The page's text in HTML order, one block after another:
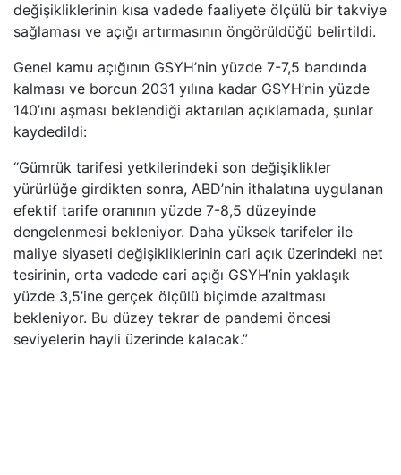
değişikliklerinin kısa vadede faaliyete ölçülü bir takviye
sağlaması ve açığı artırmasının öngörüldüğü belirtildi.
Genel kamu açığının GSYH’nin yüzde 7-7,5 bandında
kalması ve borcun 2031 yılına kadar GSYH’nin yüzde
140’ını aşması beklendiği aktarılan açıklamada, şunlar
kaydedildi:
“Gümrük tarifesi yetkilerindeki son değişiklikler
yürürlüğe girdikten sonra, ABD’nin ithalatına uygulanan
efektif tarife oranının yüzde 7-8,5 düzeyinde
dengelenmesi bekleniyor. Daha yüksek tarifeler ile
maliye siyaseti değişikliklerinin cari açık üzerindeki net
tesirinin, orta vadede cari açığı GSYH’nin yaklaşık
yüzde 3,5’ine gerçek ölçülü biçimde azaltması
bekleniyor. Bu düzey tekrar de pandemi öncesi
seviyelerin hayli üzerinde kalacak.”